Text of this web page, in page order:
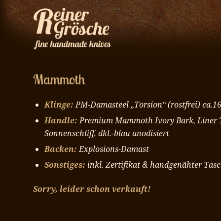
Mammoth
Klinge:PM-Damasteel „Torsion“ (rostfrei)
Handle:Premium Mammoth Ivory Bark,
Sonnenschliff, dkl.-blau anodisiert
Backen:Explosions-Damast
Sonstiges: inkl. Zertifikat & handgenähter
Sorry, leider schon verkauft!